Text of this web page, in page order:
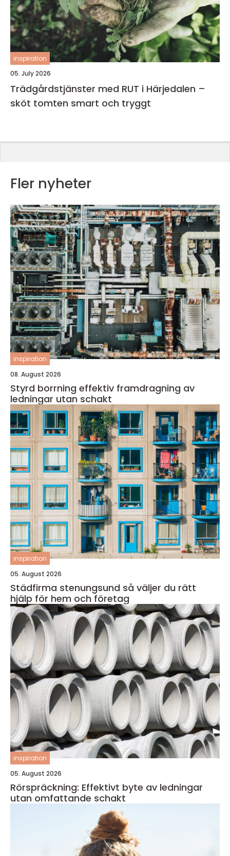
inspiration
05. July 2026
Trädgårdstjänster med RUT i Härjedalen –
sköt tomten smart och tryggt
Fler nyheter
inspiration
08. August 2026
Styrd borrning effektiv framdragning av
ledningar utan schakt
inspiration
05. August 2026
Städfirma stenungsund så väljer du rätt
hjälp för hem och företag
inspiration
05. August 2026
Rörspräckning: Effektivt byte av ledningar
utan omfattande schakt